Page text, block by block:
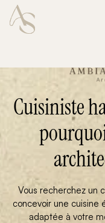
Cuisiniste
Vous recherchez un
concevoir une cuisine
adaptée à votre